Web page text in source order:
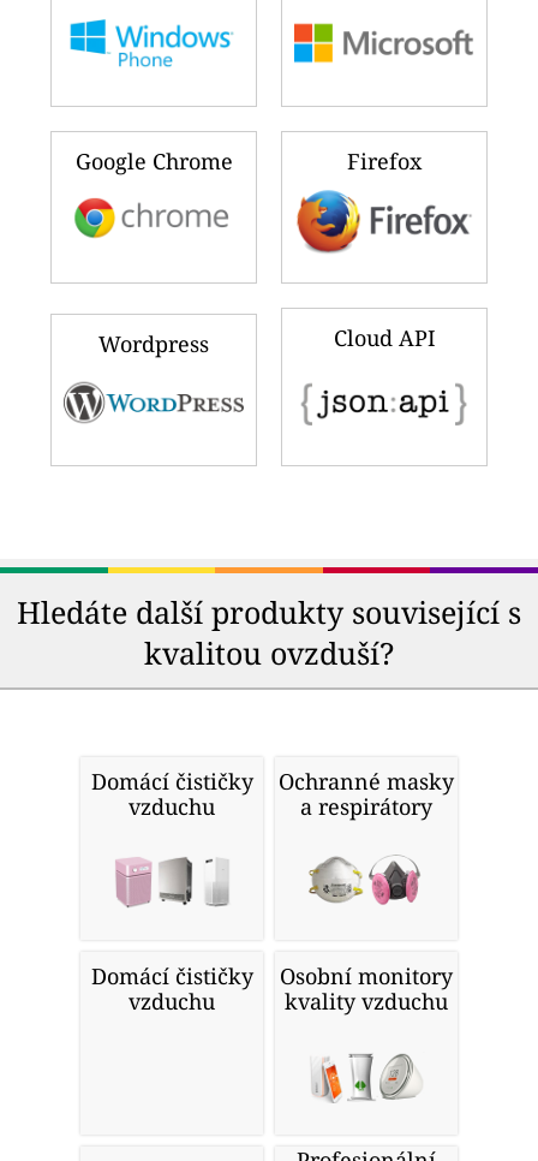
Google Chrome Firefox
Wordpress Cloud API
Hledáte další produkty související s
kvalitou ovzduší?
Domácí čističky
vzduchu
Ochranné masky
a respirátory
Domácí čističky
vzduchu
Osobní monitory
kvality vzduchu